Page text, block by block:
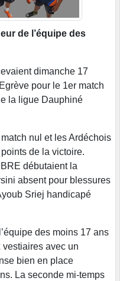
de l’équipe des
dimanche 17
pour le 1er match
la ligue Dauphiné
nul et les Ardéchois
de la victoire.
débutaient la
absent pour blessures
Sriej handicapé
des moins 17 ans
avec un
bien en place
La seconde mi-temps